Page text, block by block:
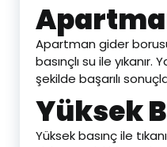
Apartman gider
basınçlı su ile
şekilde başarılı
Yüksek
Yüksek basınç ile